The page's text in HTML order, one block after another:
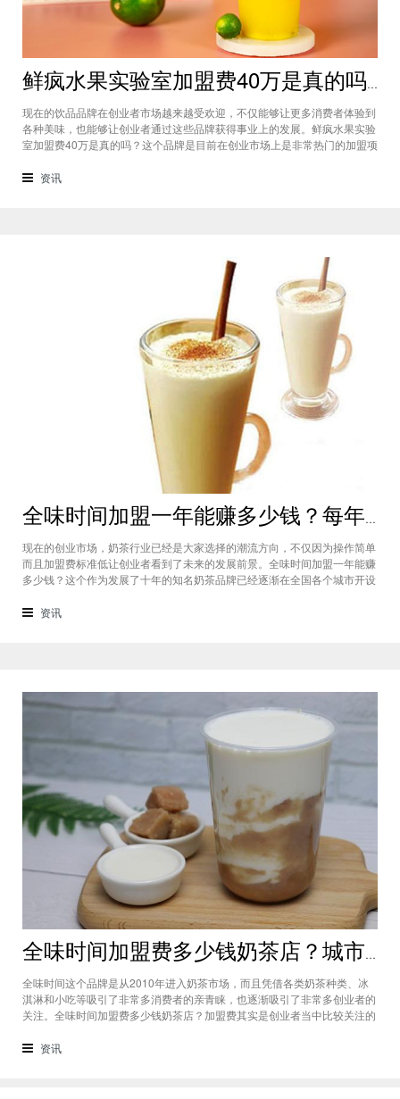
鲜疯水果实验室加盟费40万是真的吗？根本没有传言中那么多！
现在的饮品品牌在创业者市场越来越受欢迎，不仅能够让更多消费者体验到
各种美味，也能够让创业者通过这些品牌获得事业上的发展。鲜疯水果实验
室加盟费40万是真的吗？这个品牌是目前在创业市场上是非常热门的加盟项
比较好的印象，比较低廉的鲜疯水果实验室加盟用也成为了众多创业者青睐
资讯
全味时间加盟一年能赚多少钱？每年利润20万庞大盈利机会等着你
现在的创业市场，奶茶行业已经是大家选择的潮流方向，不仅因为操作简单
而且加盟费标准低让创业者看到了未来的发展前景。全味时间加盟一年能赚
多少钱？这个作为发展了十年的知名奶茶品牌已经逐渐在全国各个城市开设
盟基本上每年的纯利润可以达到20万。全味时间加盟一年能赚多少钱？这个
资讯
全味时间加盟费多少钱奶茶店？城市标准不同费用也会有所不同
全味时间这个品牌是从2010年进入奶茶市场，而且凭借各类奶茶种类、冰
淇淋和小吃等吸引了非常多消费者的亲青睐，也逐渐吸引了非常多创业者的
关注。全味时间加盟费多少钱奶茶店？加盟费其实是创业者当中比较关注的
和县级城市的标准都会有所不同。全味时间加盟费多少钱奶茶店？这个问题
资讯